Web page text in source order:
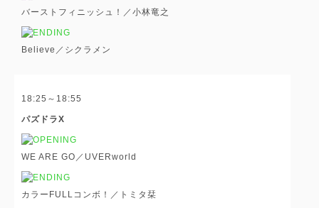
バーストフィニッシュ！／小林竜之
Believe／シクラメン
18:25～18:55
パズドラX
WE ARE GO／UVERworld
カラーFULLコンボ！／トミタ栞